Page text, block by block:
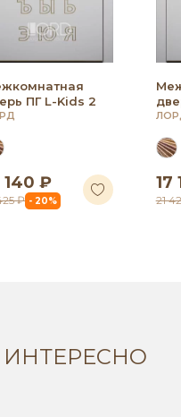
ПГ L-Kids 2
140 ₽
₽ - 20%
17
21
ИНТЕРЕСНО